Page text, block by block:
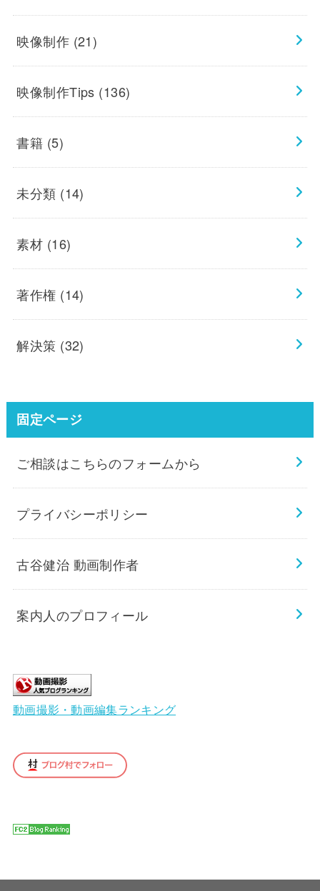
映像制作 (21)
映像制作Tips (136)
書籍 (5)
未分類 (14)
素材 (16)
著作権 (14)
解決策 (32)
固定ページ
ご相談はこちらのフォームから
プライバシーポリシー
古谷健治 動画制作者
案内人のプロフィール
動画撮影・動画編集ランキング